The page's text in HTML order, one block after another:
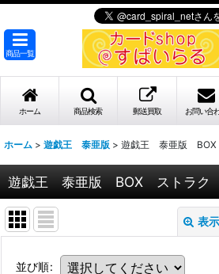
商品一覧
ホーム 商品検索 郵送買取 お問い合
ホーム > 遊戯王 泰亜版 > 遊戯王 泰亜版 BOX
遊戯王 泰亜版 BOX ストラク
表
並び順: